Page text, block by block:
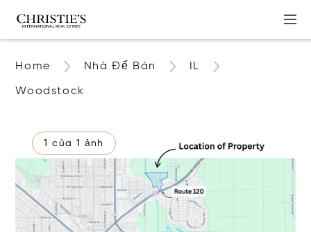
Home Nhà Để Bán IL
Woodstock
1 của 1 ảnh